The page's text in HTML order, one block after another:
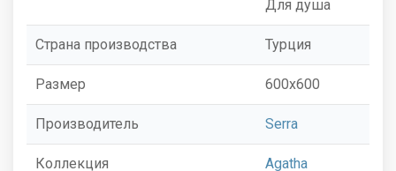
Для душа
Страна производства Турция
Размер 600x600
Производитель Serra
Коллекция Agatha